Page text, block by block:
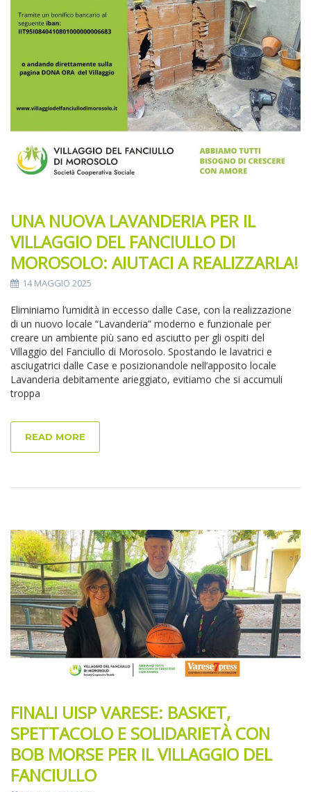
UNA NUOVA LAVANDERIA PER IL
VILLAGGIO DEL FANCIULLO DI
MOROSOLO: AIUTACI A REALIZZARLA!
14 MAGGIO 2025
Eliminiamo l’umidità in eccesso dalle Case, con la realizzazione
di un nuovo locale “Lavanderia” moderno e funzionale per
creare un ambiente più sano ed asciutto per gli ospiti del
Villaggio del Fanciullo di Morosolo. Spostando le lavatrici e
asciugatrici dalle Case e posizionandole nell’apposito locale
Lavanderia debitamente arieggiato, evitiamo che si accumuli
troppa
READ MORE
FINALI UISP VARESE: BASKET,
SPETTACOLO E SOLIDARIETÀ CON
BOB MORSE PER IL VILLAGGIO DEL
FANCIULLO